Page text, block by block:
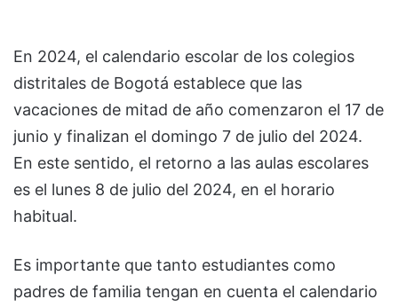
En 2024, el calendario escolar de los colegios
distritales de Bogotá establece que las
vacaciones de mitad de año comenzaron el 17 de
junio y finalizan el domingo 7 de julio del 2024.
En este sentido, el retorno a las aulas escolares
es el lunes 8 de julio del 2024, en el horario
habitual.
Es importante que tanto estudiantes como
padres de familia tengan en cuenta el calendario